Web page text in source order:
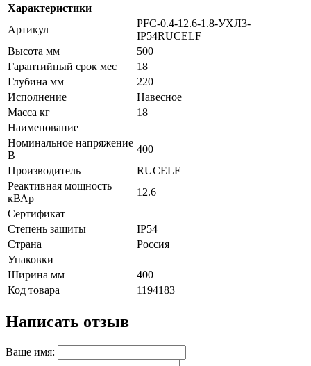
Характеристики
Артикул
PFC-0.4-12.6-1.8-УХЛ3-
IP54RUCELF
Высота мм
500
Гарантийный срок мес
18
Глубина мм
220
Исполнение
Навесное
Масса кг
18
Наименование
Номинальное напряжение
В
400
Производитель
RUCELF
Реактивная мощность
кВАр
12.6
Сертификат
Степень защиты
IP54
Страна
Россия
Упаковки
Ширина мм
400
Код товара
1194183
Написать отзыв
Ваше имя: